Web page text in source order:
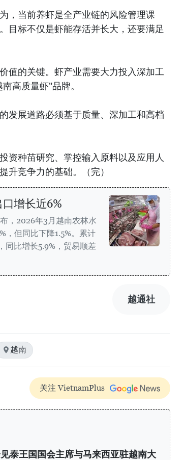
，当前养虾是全产业链的风险管理课
目标不仅是虾能存活并长大，还要满足
值的关键。虾产业需要大力投入深加工
高质量虾"品牌。
发展道路必须基于质量、深加工和高档
资种苗研究、掌控输入原料以及应用人
升竞争力的基础。（完）
增长近6%
，2026年3月越南农林水
，但同比下降1.5%。累计
同比增长5.9%，贸易顺差
越通社
越南
关注 VietnamPlus
泰王国国会主席与马来西亚驻越南大